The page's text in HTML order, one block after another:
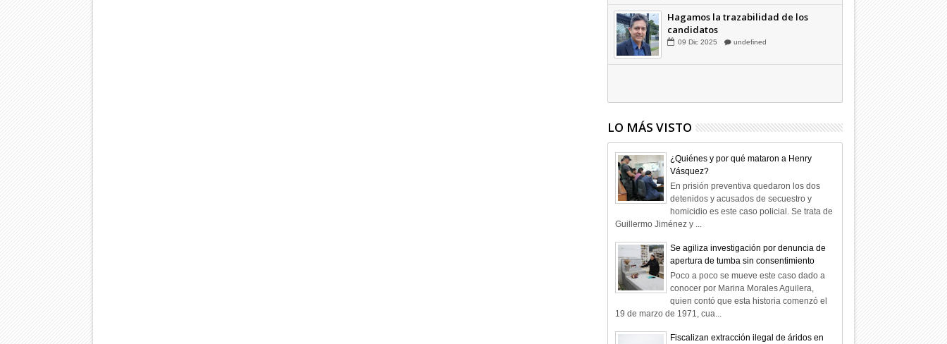
03 Abr 2026 undefined
LO MÁS VISTO
¿Quiénes y por qué mataron a Henry
Vásquez?
En prisión preventiva quedaron los dos
detenidos y acusados de secuestro y
homicidio es este caso policial. Se trata de
Guillermo Jiménez y ...
Se agiliza investigación por denuncia de
apertura de tumba sin consentimiento
Poco a poco se mueve este caso dado a
conocer por Marina Morales Aguilera,
quien contó que esta historia comenzó el
19 de marzo de 1971, cua...
Fiscalizan extracción ilegal de áridos en